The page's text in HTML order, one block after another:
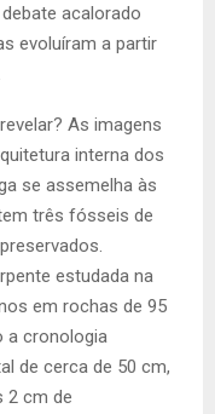
acalorado
evoluíram a partir
As imagens
interna dos
se assemelha às
três fósseis de
estudada na
em rochas de 95
a cronologia
de cerca de 50 cm,
2 cm de